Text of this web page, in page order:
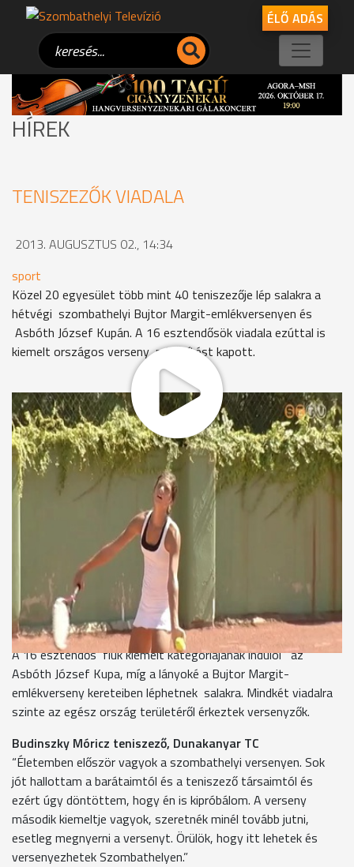
ÉLŐ ADÁS
HÍREK
TENISZEZŐK VIADALA
2013. AUGUSZTUS 02., 14:34
sport
Közel 20 egyesület több mint 40 teniszezője lép salakra a
hétvégi szombathelyi Bujtor Margit-emlékversenyen és
Asbóth József Kupán. A 16 esztendősök viadala ezúttal is
kiemelt országos verseny minősítést kapott.
A rendkívül nagy hőség és a párhuzamosan rendezett
zalaegerszegi korosztályos verseny miatt idén a
megszokottnál valamivel kevesebb játékos nevezett a
teniszezők szombathelyi viadalára. A vasi színeket ezúttal a
Haladás VSE, a Kőszegi SK, valamint a Szombathelyi
Sportiskola játékosai képviselik az összesen öt kategóriában
Csetényi Sándor főtitkár, Vas Megyei Tenisz Szövetség
“Szerencsére az idén is megkaptuk a kiemelt verseny címet
mind a két versenyszámban, a fiú és a leány 16 évesek
között is. Sajnos nincs annyi résztvevő, mint az előző évben
volt, ez köszönhető az időjárásnak, a nagy melegnek.”
A 16 esztendős fiúk kiemelt kategóriájának indulói az
Asbóth József Kupa, míg a lányoké a Bujtor Margit-
emlékverseny kereteiben léphetnek salakra. Mindkét viadalra
szinte az egész ország területéről érkeztek versenyzők.
Budinszky Móricz teniszező, Dunakanyar TC
“Életemben először vagyok a szombathelyi versenyen. Sok
jót hallottam a barátaimtól és a teniszező társaimtól és
ezért úgy döntöttem, hogy én is kipróbálom. A verseny
második kiemeltje vagyok, szeretnék minél tovább jutni,
esetleg megnyerni a versenyt. Örülök, hogy itt lehetek és
versenyezhetek Szombathelyen.”